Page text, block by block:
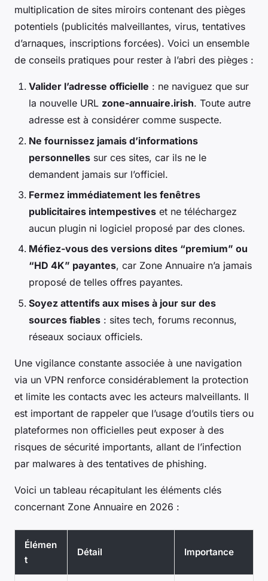
multiplication de sites miroirs contenant des pièges
potentiels (publicités malveillantes, virus, tentatives
d’arnaques, inscriptions forcées). Voici un ensemble
de conseils pratiques pour rester à l’abri des pièges :
Valider l’adresse officielle : ne naviguez que sur
la nouvelle URL zone-annuaire.irish. Toute autre
adresse est à considérer comme suspecte.
Ne fournissez jamais d’informations
personnelles sur ces sites, car ils ne le
demandent jamais sur l’officiel.
Fermez immédiatement les fenêtres
publicitaires intempestives et ne téléchargez
aucun plugin ni logiciel proposé par des clones.
Méfiez-vous des versions dites “premium” ou
“HD 4K” payantes, car Zone Annuaire n’a jamais
proposé de telles offres payantes.
Soyez attentifs aux mises à jour sur des
sources fiables : sites tech, forums reconnus,
réseaux sociaux officiels.
Une vigilance constante associée à une navigation
via un VPN renforce considérablement la protection
et limite les contacts avec les acteurs malveillants. Il
est important de rappeler que l’usage d’outils tiers ou
plateformes non officielles peut exposer à des
risques de sécurité importants, allant de l’infection
par malwares à des tentatives de phishing.
Voici un tableau récapitulant les éléments clés
concernant Zone Annuaire en 2026 :
Élémen
t
Détail Importance